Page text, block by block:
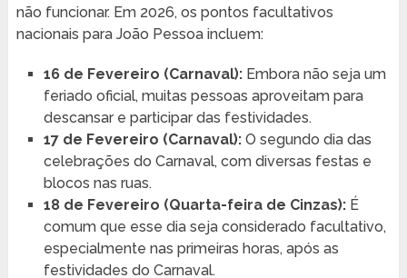
não funcionar. Em 2026, os pontos facultativos
nacionais para João Pessoa incluem:
16 de Fevereiro (Carnaval):Embora não seja um
feriado oficial, muitas pessoas aproveitam para
descansar e participar das festividades.
17 de Fevereiro (Carnaval):O segundo dia das
celebrações do Carnaval, com diversas festas e
blocos nas ruas.
18 de Fevereiro (Quarta-feira de Cinzas):É
comum que esse dia seja considerado facultativo,
especialmente nas primeiras horas, após as
festividades do Carnaval.